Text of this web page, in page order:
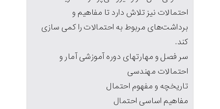
احتمالات نیز تلاش دارد تا مفاهیم و
برداشت‌های مربوط به احتمالات را کمی سازی
کند.
سر فصل و مهارتهای دوره آموزشی آمار و
احتمالات مهندسی
تاریخچه و مفهوم احتمال
مفاهیم اساسی احتمال